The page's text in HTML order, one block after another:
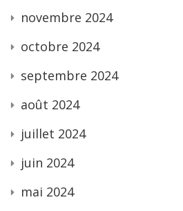
novembre 2024
octobre 2024
septembre 2024
août 2024
juillet 2024
juin 2024
mai 2024